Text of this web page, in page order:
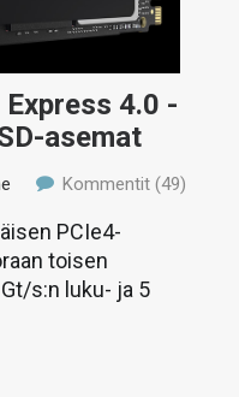
4.0 -
asemat
Kommentit (49)
PCIe4-
toisen
s:n luku- ja 5